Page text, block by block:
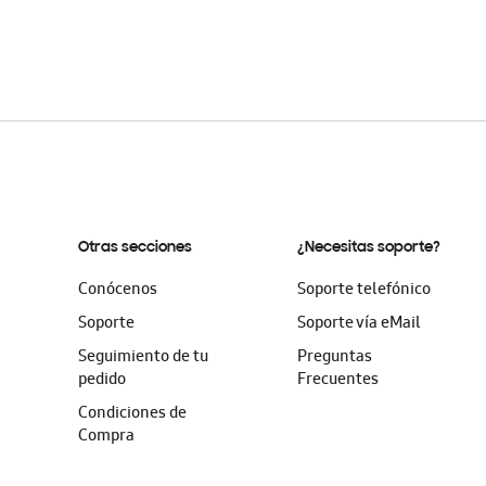
Otras secciones
Conócenos
Soporte
Seguimiento de tu
pedido
Condiciones de
Compra
¿Necesitas soporte?
Soporte telefónico
Soporte vía eMail
Preguntas
Frecuentes